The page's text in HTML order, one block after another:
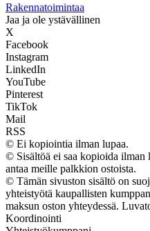
Rakennatoimintaa
Jaa ja ole ystävällinen
X
Facebook
Instagram
LinkedIn
YouTube
Pinterest
TikTok
Mail
RSS
© Ei kopiointia ilman lupaa.
© Sisältöä ei saa kopioida
antaa meille palkkion ostoista.
© Tämän sivuston sisältö on
yhteistyötä kaupallisten
maksun oston yhteydessä.
Koordinointi